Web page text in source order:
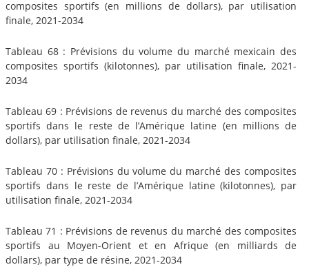
composites sportifs (en millions de dollars), par utilisation
finale, 2021-2034
Tableau 68 : Prévisions du volume du marché mexicain des
composites sportifs (kilotonnes), par utilisation finale, 2021-
2034
Tableau 69 : Prévisions de revenus du marché des composites
sportifs dans le reste de l’Amérique latine (en millions de
dollars), par utilisation finale, 2021-2034
Tableau 70 : Prévisions du volume du marché des composites
sportifs dans le reste de l’Amérique latine (kilotonnes), par
utilisation finale, 2021-2034
Tableau 71 : Prévisions de revenus du marché des composites
sportifs au Moyen-Orient et en Afrique (en milliards de
dollars), par type de résine, 2021-2034